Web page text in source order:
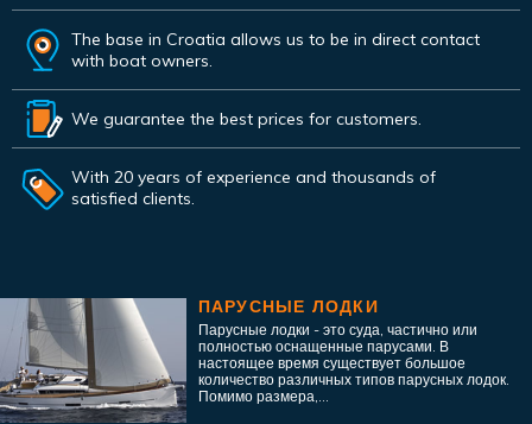
The base in Croatia allows us to be in direct contact
with boat owners.
We guarantee the best prices for customers.
With 20 years of experience and thousands of
satisfied clients.
ПАРУСНЫЕ ЛОДКИ
Парусные лодки - это суда, частично или
полностью оснащенные парусами. В
настоящее время существует большое
количество различных типов парусных лодок.
Помимо размера,...